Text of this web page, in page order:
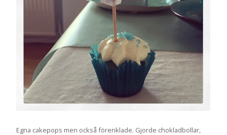
Egna cakepops men också förenklade. Gjorde chokladbollar,